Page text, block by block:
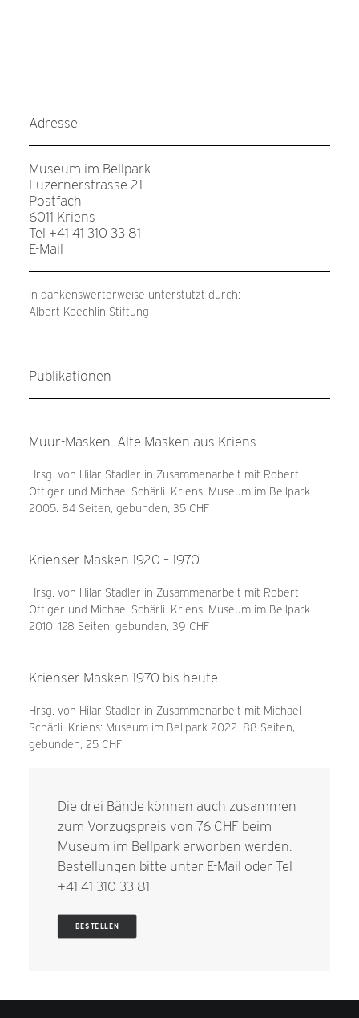
Adresse
Museum im Bellpark
Luzernerstrasse 21
Postfach
6011 Kriens
Tel +41 41 310 33 81
E-Mail
In dankenswerterweise unterstützt durch:
Albert Koechlin Stiftung
Publikationen
Muur-Masken. Alte Masken aus Kriens.
Hrsg. von Hilar Stadler in Zusammenarbeit mit Robert
Ottiger und Michael Schärli. Kriens: Museum im Bellpark
2005. 84 Seiten, gebunden, 35 CHF
Krienser Masken 1920 – 1970.
Hrsg. von Hilar Stadler in Zusammenarbeit mit Robert
Ottiger und Michael Schärli. Kriens: Museum im Bellpark
2010. 128 Seiten, gebunden, 39 CHF
Krienser Masken 1970 bis heute.
Hrsg. von Hilar Stadler in Zusammenarbeit mit Michael
Schärli. Kriens: Museum im Bellpark 2022. 88 Seiten,
gebunden, 25 CHF
Die drei Bände können auch zusammen
zum Vorzugspreis von 76 CHF beim
Museum im Bellpark erworben werden.
Bestellungen bitte unter E-Mail oder Tel
+41 41 310 33 81
BESTELLEN